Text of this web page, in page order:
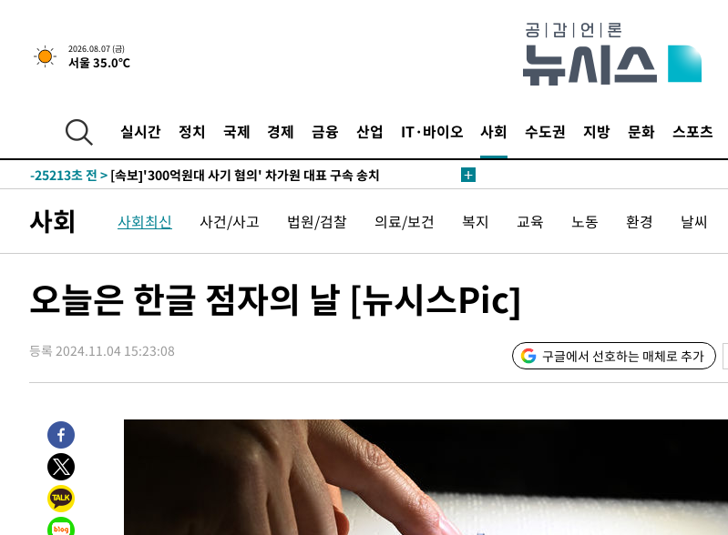
2026.08.07 (금)
서울 35.0℃
실시간 정치 국제 경제 금융 산업 IT·바이오 사회 수도권 지방 문화 스포츠
-8299초 전 >[속보] 뉴욕증시, 일제 하락 마감…나스닥 0.06%↓
-29363초 전 >
[속보]종합특검, '관저이전 봐주기 감사' 유병호 구속기소
-25963초 전 >
-25213초 전 > [속보]'300억원대 사기 혐의' 차가원 대표 구속 송치
-22920초 전 >
[속보]경찰·노동부, HL만도 평택사업장 끼임 사망 관련 압수수색
-22801초 전 >[속보]합수본, '투표율 허위 입력' 중앙·서울·경기도 선관위 등 9곳
-22352초 전 >[속보]삼성전자·SK하이닉스 동반 강보합…1%대 상승 출발
-22306초 전 >[속보]코스피, 6300선 재탈환…1.09% 오른 6365.07 개장
-19471초 전 >시리아 다마스쿠스 교외에서 미니버스 폭발.. 14명 부상, 3명은 중
-13733초 전 >
이란, 호르무즈서 "적국 목표물들"과 대치로 남부 케슘섬에서 두차
례 큰 폭발음
-12448초 전 >
[속보]美, 폴리실리콘 수입 규제…파생제품 15% 관세, 120일 후
발효
-10599초 전 >
[속보]트럼프, 美 원정출산 금지 행정명령 서명
-8299초 전 >
[속보] 뉴욕증시, 일제 하락 마감…나스닥 0.06%↓
-29497초 전 >
[속보]'채상병 순직 책임' 임성근, 항소심도 징역 3년
사회 사회최신 사건/사고 법원/검찰 의료/보건 복지 교육 노동 환경 날씨
오늘은 한글 점자의 날 [뉴시스Pic]
등록 2024.11.04 15:23:08 구글에서 선호하는 매체로 추가